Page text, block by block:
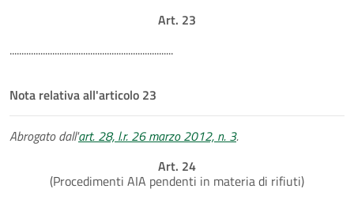
Art. 23
.....................................................................
Nota relativa all'articolo 23
Abrogato dall'art. 28, l.r. 26 marzo 2012, n. 3.
Art. 24
(Procedimenti AIA pendenti in materia di rifiuti)